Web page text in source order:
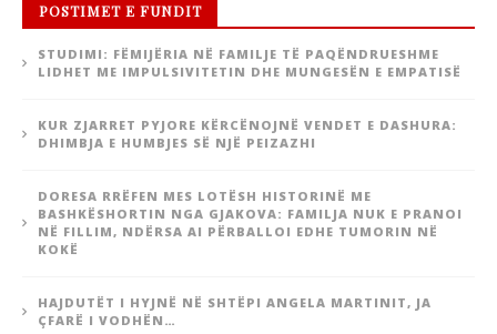
POSTIMET E FUNDIT
STUDIMI: FËMIJËRIA NË FAMILJE TË PAQËNDRUESHME
LIDHET ME IMPULSIVITETIN DHE MUNGESËN E EMPATISË
KUR ZJARRET PYJORE KËRCËNOJNË VENDET E DASHURA:
DHIMBJA E HUMBJES SË NJË PEIZAZHI
DORESA RRËFEN MES LOTËSH HISTORINË ME
BASHKËSHORTIN NGA GJAKOVA: FAMILJA NUK E PRANOI
NË FILLIM, NDËRSA AI PËRBALLOI EDHE TUMORIN NË
KOKË
HAJDUTËT I HYJNË NË SHTËPI ANGELA MARTINIT, JA
ÇFARË I VODHËN…